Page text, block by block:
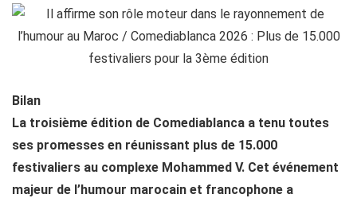
Bilan
La troisième édition de Comediablanca a tenu toutes
ses promesses en réunissant plus de 15.000
festivaliers au complexe Mohammed V. Cet événement
majeur de l’humour marocain et francophone a